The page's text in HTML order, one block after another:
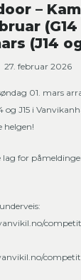
–
(G14
(J14
27. februar 2026
01. mars
og J15 i
helgen!
for